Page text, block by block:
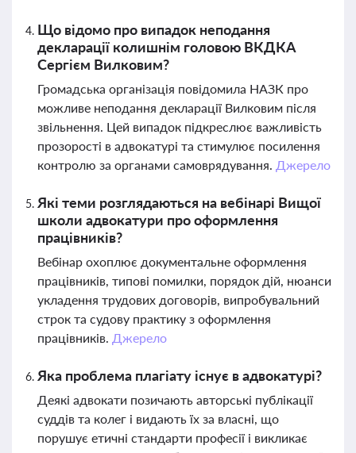
Що відомо про випадок неподання
декларації колишнім головою ВКДКА
Сергієм Вилковим?
Громадська організація повідомила НАЗК про
можливе неподання декларації Вилковим після
звільнення. Цей випадок підкреслює важливість
прозорості в адвокатурі та стимулює посилення
контролю за органами самоврядування. Джерело
Які теми розглядаються на вебінарі Вищої
школи адвокатури про оформлення
працівників?
Вебінар охоплює документальне оформлення
працівників, типові помилки, порядок дій, нюанси
укладення трудових договорів, випробувальний
строк та судову практику з оформлення
працівників. Джерело
Яка проблема плагіату існує в адвокатурі?
Деякі адвокати позичають авторські публікації
суддів та колег і видають їх за власні, що
порушує етичні стандарти професії і викликає